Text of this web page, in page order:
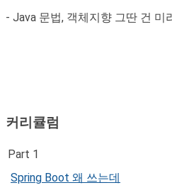
- Java 문법, 객체지향 그딴 건 미
커리큘럼
Part 1
Spring Boot 왜 쓰는데